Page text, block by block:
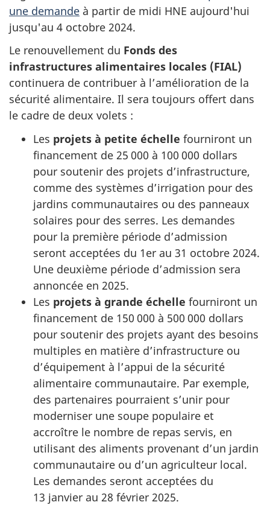
une demande à partir de midi HNE aujourd'hui
jusqu'au 4 octobre 2024.
Le renouvellement du Fonds des
infrastructures alimentaires locales (FIAL)
continuera de contribuer à l’amélioration de la
sécurité alimentaire. Il sera toujours offert dans
le cadre de deux volets :
Les projets à petite échelle fourniront un
financement de 25 000 à 100 000 dollars
pour soutenir des projets d’infrastructure,
comme des systèmes d’irrigation pour des
jardins communautaires ou des panneaux
solaires pour des serres. Les demandes
pour la première période d’admission
seront acceptées du 1er au 31 octobre 2024.
Une deuxième période d’admission sera
annoncée en 2025.
Les projets à grande échelle fourniront un
financement de 150 000 à 500 000 dollars
pour soutenir des projets ayant des besoins
multiples en matière d’infrastructure ou
d’équipement à l’appui de la sécurité
alimentaire communautaire. Par exemple,
des partenaires pourraient s’unir pour
moderniser une soupe populaire et
accroître le nombre de repas servis, en
utilisant des aliments provenant d’un jardin
communautaire ou d’un agriculteur local.
Les demandes seront acceptées du
13 janvier au 28 février 2025.